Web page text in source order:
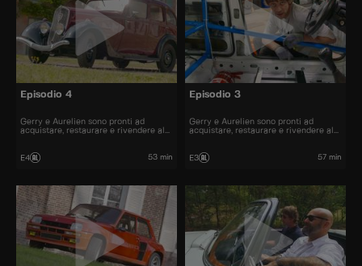
Episodio 4
Gerry e Aurelien sono pronti ad
acquistare, restaurare e rivendere al
E4 53 min
Episodio 3
Gerry e Aurelien sono pronti ad
acquistare, restaurare e rivendere al
E3 57 min